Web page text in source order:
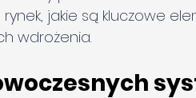
jakie są kluczowe
wdrożenia.